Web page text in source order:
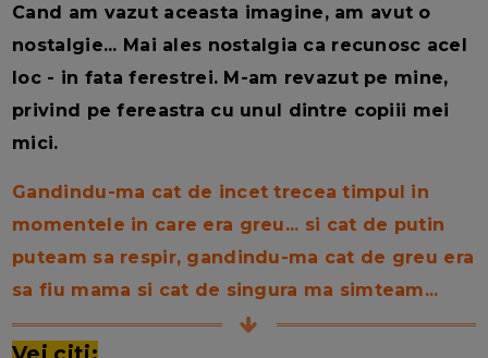
Cand am vazut aceasta imagine, am avut o
nostalgie... Mai ales nostalgia ca recunosc acel
loc - in fata ferestrei. M-am revazut pe mine,
privind pe fereastra cu unul dintre copiii mei
mici.
Gandindu-ma cat de incet trecea timpul in
momentele in care era greu... si cat de putin
puteam sa respir, gandindu-ma cat de greu era
sa fiu mama si cat de singura ma simteam...